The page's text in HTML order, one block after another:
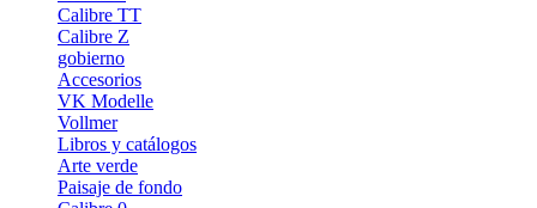
Calibre TT
Calibre Z
gobierno
Accesorios
VK Modelle
Vollmer
Libros y catálogos
Arte verde
Paisaje de fondo